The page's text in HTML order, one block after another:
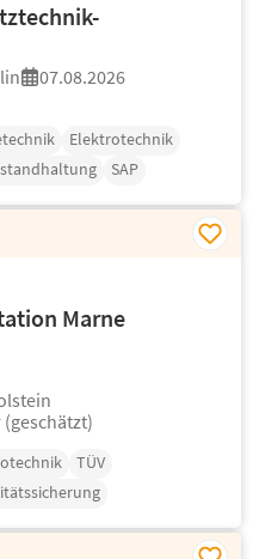
07.08.2026
Elektrotechnik
SAP
Marne
TÜV